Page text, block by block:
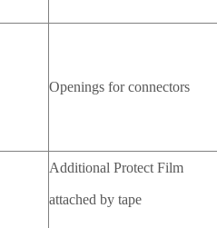
Openings for connectors
Additional Protect Film
attached by tape